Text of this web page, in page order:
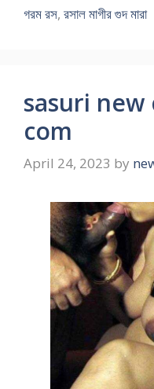
গরম রস, রসাল মাগীর গুদ মারা
sasuri
com
April 24, 2023 by